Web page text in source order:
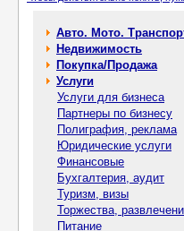
Авто. Мото.
Недвижимость
Покупка/Продажа
Услуги
Услуги для бизнеса
Партнеры по бизнесу
Полиграфия, реклама
Юридические услуги
Финансовые
Бухгалтерия, аудит
Туризм, визы
Торжества,
Питание